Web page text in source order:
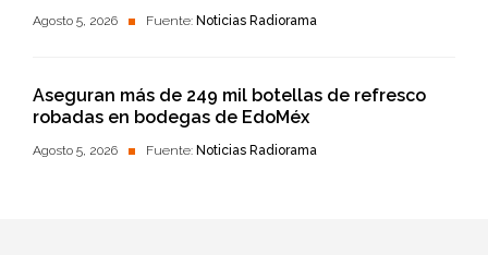
Agosto 5, 2026 Fuente: Noticias Radiorama
Aseguran más de 249 mil botellas de refresco
robadas en bodegas de EdoMéx
Agosto 5, 2026 Fuente: Noticias Radiorama